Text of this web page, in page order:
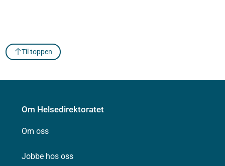
Til toppen
Om Helsedirektoratet
Om oss
Jobbe hos oss